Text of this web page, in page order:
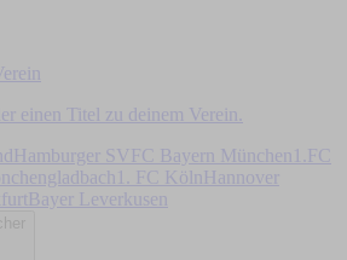
einen Titel zu deinem Verein.
Hamburger SV FC Bayern München
1.FC
1. FC Köln
Hannover
Bayer Leverkusen